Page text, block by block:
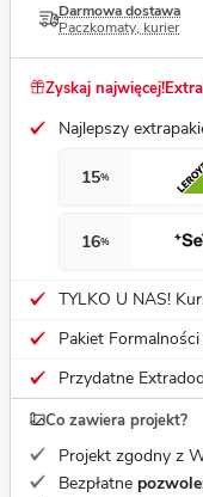
Darmowa dostawa
Paczkomaty, kurier
Zyskaj najwięcej!
Najlepszy
15%
16%
TYLKO U NAS!
Pakiet
Przydatne
Co zawiera projekt?
Projekt zgodny z
Bezpłatne